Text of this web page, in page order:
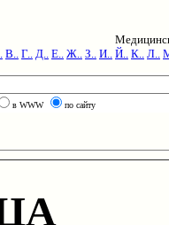
В.. Г.. Д.. Е.. Ж.. З.. И.. Й.. К.. Л..
в WWW по сайту